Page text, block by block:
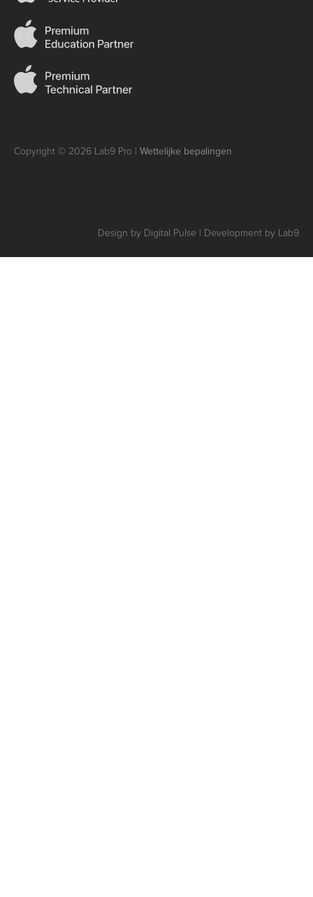
Copyright © 2026 Lab9 Pro | Wettelijke bepalingen
Design by Digital Pulse | Development by Lab9